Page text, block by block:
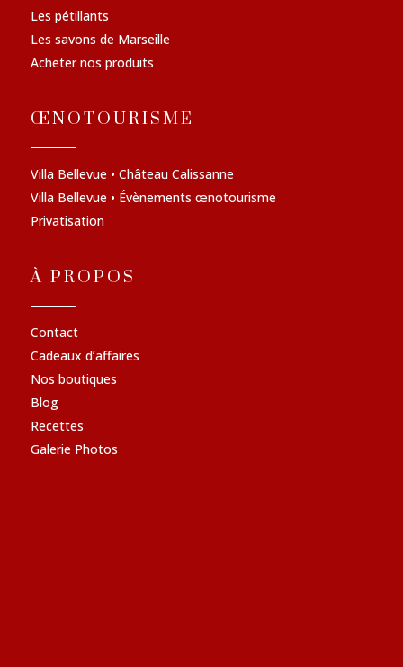
Les pétillants
Les savons de Marseille
Acheter nos produits
ŒNOTOURISME
Villa Bellevue • Château Calissanne
Villa Bellevue • Évènements œnotourisme
Privatisation
À PROPOS
Contact
Cadeaux d’affaires
Nos boutiques
Blog
Recettes
Galerie Photos